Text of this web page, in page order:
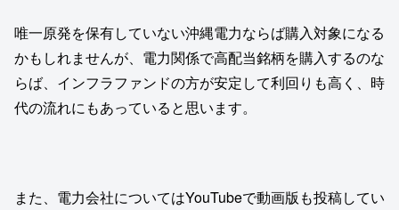
唯一原発を保有していない沖縄電力ならば購入対象になる
かもしれませんが、電力関係で高配当銘柄を購入するのな
らば、インフラファンドの方が安定して利回りも高く、時
代の流れにもあっていると思います。
また、電力会社についてはYouTubeで動画版も投稿してい